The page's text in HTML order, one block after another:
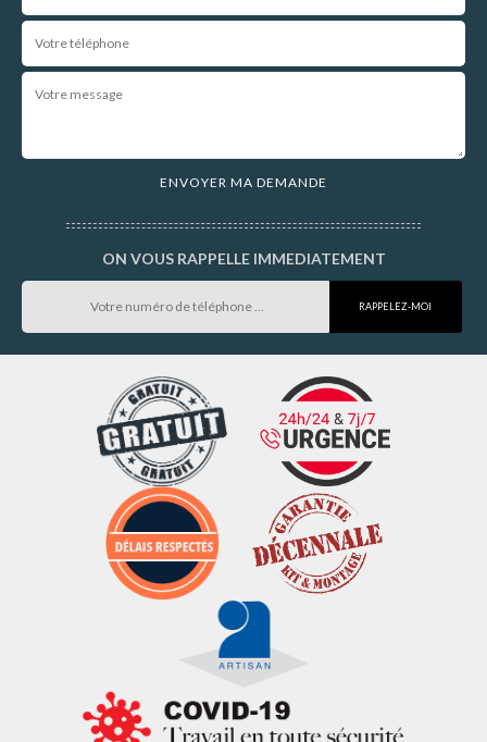
ON VOUS RAPPELLE IMMEDIATEMENT